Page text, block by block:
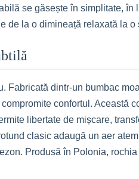
se găsește în simplitate,
de la o dimineață relaxată la o
dintr-un bumbac
confortul. Această
libertate de mișcare,
clasic adaugă un aer
Produsă în Polonia,